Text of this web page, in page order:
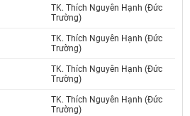
TK. Thích Nguyên Hạnh (Đức
Trường)
TK. Thích Nguyên Hạnh (Đức
Trường)
TK. Thích Nguyên Hạnh (Đức
Trường)
TK. Thích Nguyên Hạnh (Đức
Trường)